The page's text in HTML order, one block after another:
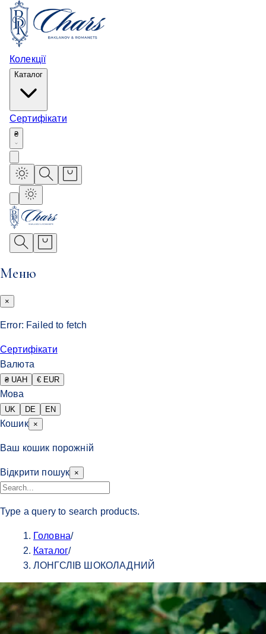
Колекції
Каталог
Сертифікати
₴
Меню
×
Error: Failed to fetch
Сертифікати
Валюта
₴ UAH € EUR
Мова
UK DE EN
Кошик ×
Ваш кошик порожній
Відкрити пошук ×
Type a query to search products.
Головна/
Каталог/
ЛОНГСЛІВ ШОКОЛАДНИЙ